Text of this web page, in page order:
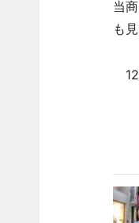
当
も
12